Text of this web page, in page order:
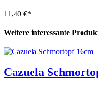
11,40 €*
Weitere interessante
Cazuela